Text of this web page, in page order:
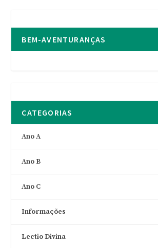
BEM-AVENTURANÇAS
CATEGORIAS
Ano A
Ano B
Ano C
Informações
Lectio Divina